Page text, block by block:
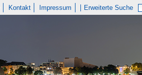
Kontakt Impressum Erweiterte Suche